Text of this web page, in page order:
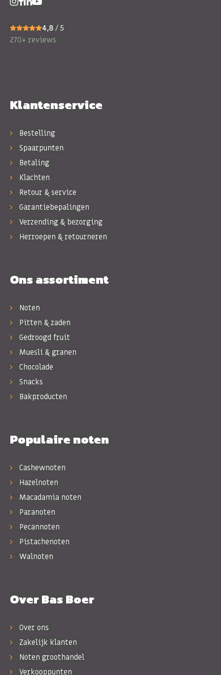
4,8 / 5
270+ reviews
Klantenservice
Bestelling
Spaarpunten
Betaling
Klachten
Retour & service
Garantiebepalingen
Verzending & bezorging
Herroepen & retourneren
Ons assortiment
Noten
Pitten & zaden
Gedroogd fruit
Muesli & granen
Chocolade
Snacks
Bakproducten
Populaire noten
Cashewnoten
Hazelnoten
Macadamia noten
Paranoten
Pecannoten
Pistachenoten
Walnoten
Over Bas Boer
Over ons
Zakelijk klanten
Noten groothandel
Verkooppunten